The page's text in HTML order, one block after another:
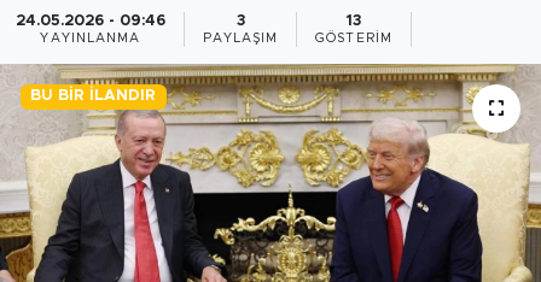
24.05.2026 - 09:46
YAYINLANMA
3
PAYLAŞIM
13
GÖSTERIM
BU BIR İLANDIR
ANALİZ
NOSTALJİ
KULİS
YAZARLAR